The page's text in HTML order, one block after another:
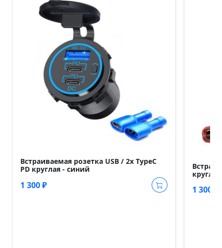
Встраиваемая розетка USB / 2x TypeC
PD круглая - синий
1 300 ₽ 1 300 ₽